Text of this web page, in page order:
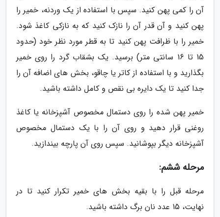
آن را کمی پهن کنید. سپس با استفاده از یک وردنه، خمیر را
پهن کنید و آن قدر آن را نازک کنید که به نازکی کاغذ شود.
خمیر را با ظرافت پهن کنید تا به قطر مورد نظر خود (حدود
15 تا 16 سانتی متر) برسید. یک بشقاب گرد را روی خمیر
بگذارید و با استفاده از کاتر یا چاقو، بخش های اضافه آن را
جدا کنید تا یک دایره بی نقص و کامل داشته باشید.
خمیر پهن شده را روی دستمال مخصوص آشپزخانه یا کاغذ
روغنی قرار دهید و روی آن را با یک دستمال مخصوص
آشپزخانه دیگر بپوشانید. سپس روی آن پارچه بیندازید.
مرحله ششم:
مرحله قبل را با بقیه بخش های خمیر تکرار کنید تا در
نهایت، 15 عدد نان برگ داشته باشید.